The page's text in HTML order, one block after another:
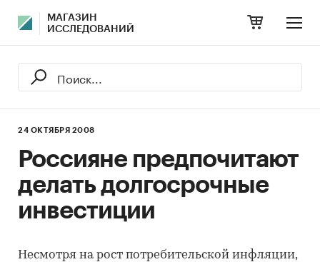
МАГАЗИН
ИССЛЕДОВАНИЙ
24 ОКТЯБРЯ 2008
Россияне предпочитают
делать долгосрочные
инвестиции
Несмотря на рост потребительской инфляции,